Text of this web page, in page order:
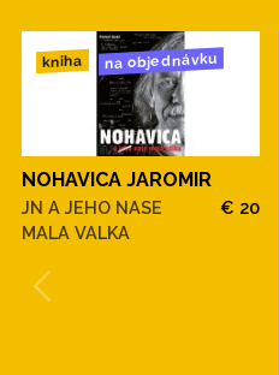
kniha na objednávku
NOHAVICA JAROMIR
JN A JEHO NASE
MALA VALKA
€ 20